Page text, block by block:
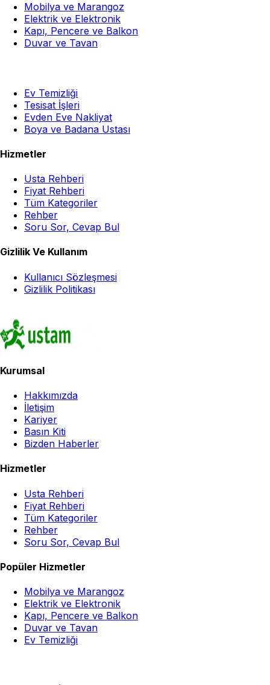
Mobilya ve Marangoz
Elektrik ve Elektronik
Kapı, Pencere ve Balkon
Duvar ve Tavan
Ev Temizliği
Tesisat İşleri
Evden Eve Nakliyat
Boya ve Badana Ustası
Hizmetler
Usta Rehberi
Fiyat Rehberi
Tüm Kategoriler
Rehber
Soru Sor, Cevap Bul
Gizlilik Ve Kullanım
Kullanıcı Sözleşmesi
Gizlilik Politikası
Kurumsal
Hakkımızda
İletişim
Kariyer
Basın Kiti
Bizden Haberler
Hizmetler
Usta Rehberi
Fiyat Rehberi
Tüm Kategoriler
Rehber
Soru Sor, Cevap Bul
Popüler Hizmetler
Mobilya ve Marangoz
Elektrik ve Elektronik
Kapı, Pencere ve Balkon
Duvar ve Tavan
Ev Temizliği